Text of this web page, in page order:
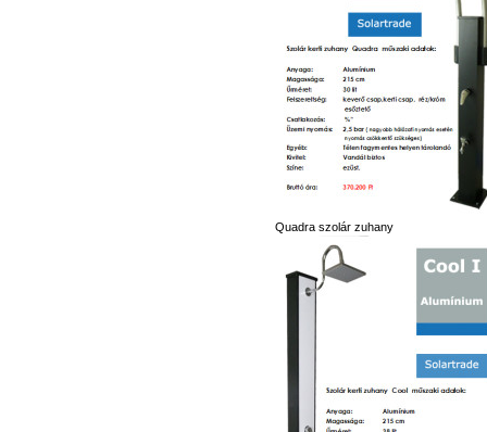
Quadra szolár zuhany